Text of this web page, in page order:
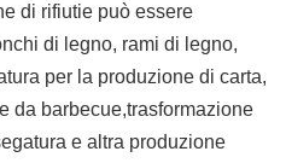
di rifiutie può essere
di legno, rami di legno,
per la produzione di carta,
da barbecue,trasformazione
e altra produzione